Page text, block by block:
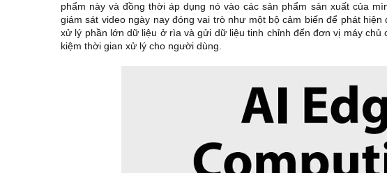
phẩm này và đồng thời áp dụng nó vào các sản phẩm sản xuất của
giám sát video ngày nay đóng vai trò như một bộ cảm biến để phát
xử lý phần lớn dữ liệu ở rìa và gửi dữ liệu tinh chỉnh đến đơn vị máy chủ
kiệm thời gian xử lý cho người dùng.